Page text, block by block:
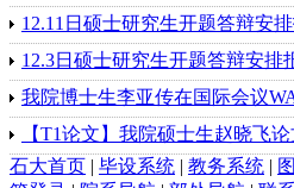
12.11日硕士研究生开题答辩安
12.3日硕士研究生开题答辩安排
我院博士生李亚传在国际会议
【T1论文】我院硕士生赵晓飞
石大首页 | 毕设系统 | 教务系统 |